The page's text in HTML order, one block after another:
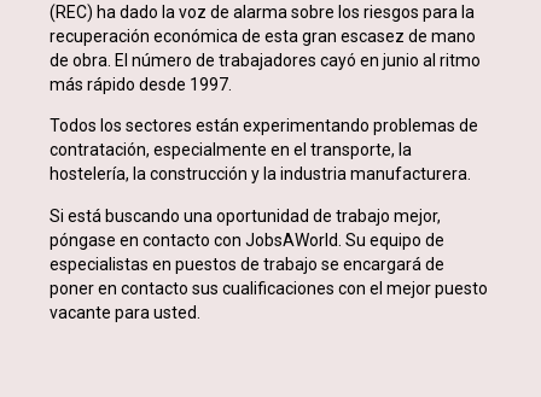
(REC) ha dado la voz de alarma sobre los riesgos para la
recuperación económica de esta gran escasez de mano
de obra. El número de trabajadores cayó en junio al ritmo
más rápido desde 1997.
Todos los sectores están experimentando problemas de
contratación, especialmente en el transporte, la
hostelería, la construcción y la industria manufacturera.
Si está buscando una oportunidad de trabajo mejor,
póngase en contacto con JobsAWorld. Su equipo de
especialistas en puestos de trabajo se encargará de
poner en contacto sus cualificaciones con el mejor puesto
vacante para usted.